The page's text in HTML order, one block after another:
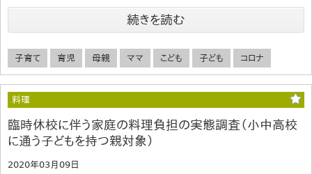
続きを読む
子育て 育児 母親 ママ こども 子ども コロナ
料理
臨時休校に伴う家庭の料理負担の実態調査（小中高校
に通う子どもを持つ親対象）
2020年03月09日